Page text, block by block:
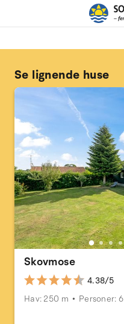
Se lignende huse
Skovmose
4.38/5
Hav: 250 m
Personer: 6